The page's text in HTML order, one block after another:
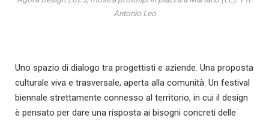
Antonio Leo
Uno spazio di dialogo tra progettisti e aziende. Una proposta
culturale viva e trasversale, aperta alla comunità. Un festival
biennale strettamente connesso al territorio, in cui il design
è pensato per dare una risposta ai bisogni concreti delle